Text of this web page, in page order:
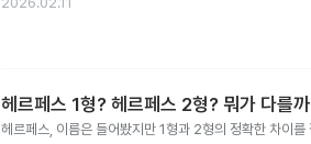
헤르페스 1형? 헤르페스 2형? 뭐가 다를
헤르페스, 이름은 들어봤지만 1형과 2형의 정확한 차이를